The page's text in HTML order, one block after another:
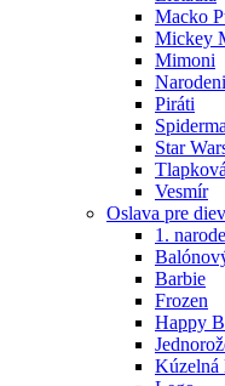
Macko
Mickey
Mimoni
Piráti
Star
Vesmír
Oslava pre
1.
Barbie
Frozen
Happy
Kúzelná